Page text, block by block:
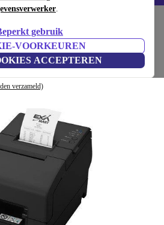
.
gebruik
VOORKEUREN
ACCEPTEREN
verzameld)